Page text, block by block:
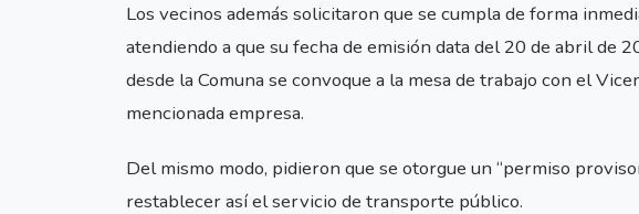
Los vecinos además solicitaron que se cumpla de forma
atendiendo a que su fecha de emisión data del 20 de abril de
desde la Comuna se convoque a la mesa de trabajo con el
mencionada empresa.
Del mismo modo, pidieron que se otorgue un “permiso
restablecer así el servicio de transporte público.